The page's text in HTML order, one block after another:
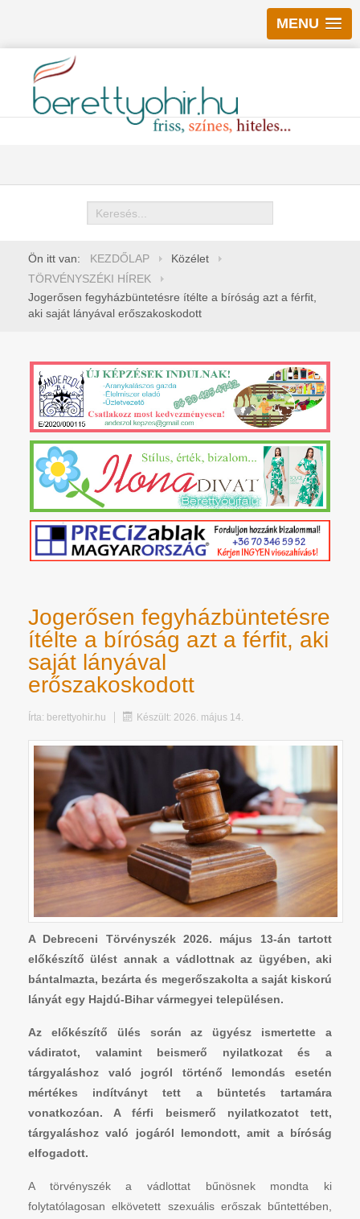
MENU
Keresés
Ön itt van: KEZDŐLAP
Közélet
TÖRVÉNYSZÉKI HÍREK
Jogerősen fegyházbüntetésre ítélte a bíróság azt a férfit,
aki saját lányával erőszakoskodott
Jogerősen fegyházbüntetésre
ítélte a bíróság azt a férfit, aki
saját lányával
erőszakoskodott
Írta: berettyohir.hu Készült: 2026. május 14.
A Debreceni Törvényszék 2026. május 13-án tartott
előkészítő ülést annak a vádlottnak az ügyében, aki
bántalmazta, bezárta és megerőszakolta a saját kiskorú
lányát egy Hajdú-Bihar vármegyei településen.
Az előkészítő ülés során az ügyész ismertette a
vádiratot, valamint beismerő nyilatkozat és a
tárgyaláshoz való jogról történő lemondás esetén
mértékes indítványt tett a büntetés tartamára
vonatkozóan. A férfi beismerő nyilatkozatot tett,
tárgyaláshoz való jogáról lemondott, amit a bíróság
elfogadott.
A törvényszék a vádlottat bűnösnek mondta ki
folytatólagosan elkövetett szexuális erőszak bűntettében,